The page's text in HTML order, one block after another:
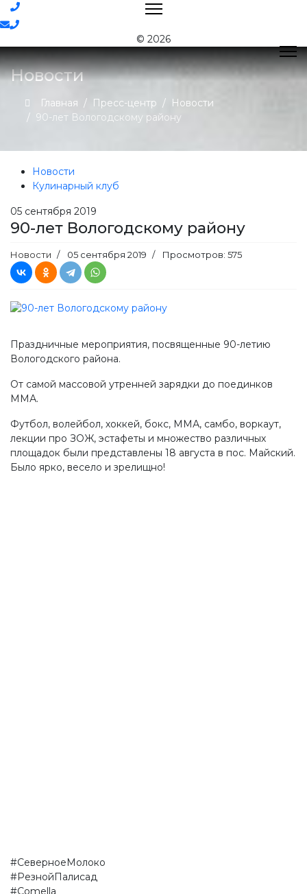
© 2026
Контакты
информация
РФ бесплатный
Отдел продаж:
(81755) 2-07-13
Производство, лаборатория:
Контакты отделов
Новости
Главная Пресс-центр
Новости
90-лет Вологодскому району
Новости
Кулинарный клуб
05 сентября 2019
90-лет Вологодскому району
Новости 05 сентября 2019 Просмотров: 575
Праздничные мероприятия, посвященные 90-летию
Вологодского района.
От самой массовой утренней зарядки до поединков
ММА.
Футбол, волейбол, хоккей, бокс, ММА, самбо, воркаут,
лекции про ЗОЖ, эстафеты и множество различных
площадок были представлены 18 августа в пос. Майский.
Было ярко, весело и зрелищно!
#СеверноеМолоко
#РезнойПалисад
#Comella